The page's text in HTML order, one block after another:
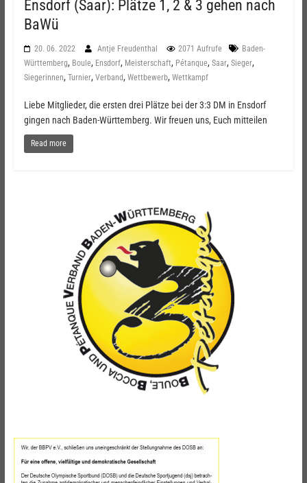
Ensdorf (Saar): Plätze 1, 2 & 3 gehen nach
BaWü
20. 06. 2022 Antje Freudenthal 2071 Aufrufe
Baden-
Württemberg, Boule, Ensdorf, Meisterschaft, Pétanque, Saar, Sieger,
Siegerinnen, Turnier, Verband, Wettbewerb, Wettkampf
Liebe Mitglieder, die ersten drei Plätze bei der 3:3 DM in Ensdorf
gingen nach Baden-Württemberg. Wir freuen uns, Euch mitteilen
Read more